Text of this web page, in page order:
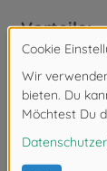
Vorteile:
durch